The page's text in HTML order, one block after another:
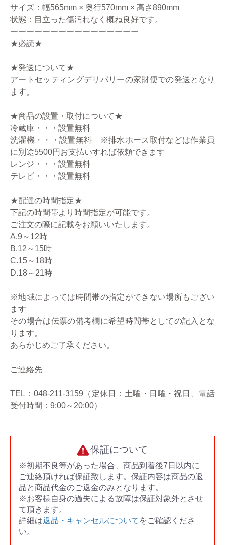
サイズ：幅565mm × 奥行570mm × 高さ890mm
状態：目立った傷汚れなく概ね良好です。
ーーーーーーーーーーーーーーーー
★必読★
★発送について★
アートセッティングデリバリーの家財便での発送となり
ます。
★商品の設置・取付について★
冷蔵庫・・・設置無料
洗濯機・・・設置無料 ※排水ホース取付などは作業員
に別途5500円お支払いすれば依頼できます
レンジ・・・設置無料
テレビ・・・設置無料
★配達の時間指定★
下記の時間帯より時間指定が可能です。
ご注文の際に記載をお願いいたします。
A.9～12時
B.12～15時
C.15～18時
D.18～21時
※地域によっては時間帯の指定ができない場所もござい
ます
その場合は伝票の備考欄に希望時間帯としての記入とな
ります。
あらかじめご了承ください。
ご連絡先
TEL：048-211-3159（定休日：土曜・日曜・祝日、電話
受付時間：9:00～20:00）
保証について
※初期不良等があった場合、商品到着後7日以内に
ご連絡頂ければ保証致します。保証内容は商品の返
品と商品代金のご返金のみとなります。
※お客様自身の過失による故障は保証対象外とさせ
て頂きます。
詳細は返品・キャンセルについて をご確認くださ
い。